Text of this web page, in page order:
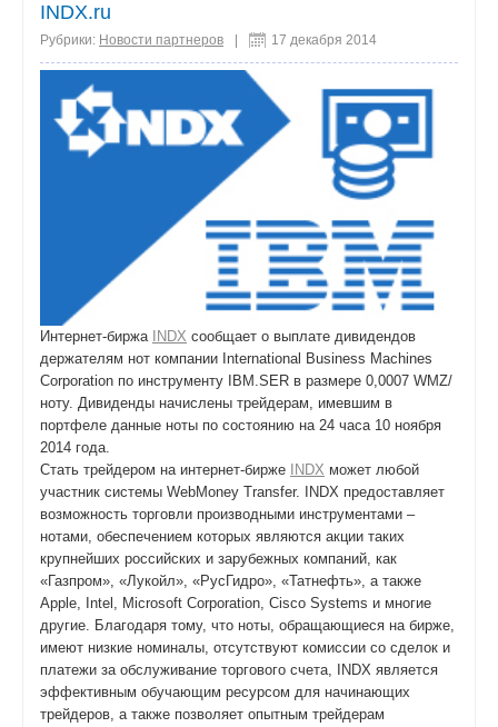
INDX.ru
Рубрики: Новости партнеров 17 декабря 2014
Интернет-биржа INDX сообщает о выплате дивидендов
держателям нот компании International Business Machines
Corporation по инструменту IBM.SER в размере 0,0007 WMZ/
ноту. Дивиденды начислены трейдерам, имевшим в
портфеле данные ноты по состоянию на 24 часа 10 ноября
2014 года.
Стать трейдером на интернет-бирже
INDX может любой
участник системы WebMoney Transfer. INDX предоставляет
возможность торговли производными инструментами –
нотами, обеспечением которых являются акции таких
крупнейших российских и зарубежных компаний, как
«Газпром», «Лукойл», «РусГидро», «Татнефть», а также
Apple, Intel, Microsoft Corporation, Cisco Systems и многие
другие. Благодаря тому, что ноты, обращающиеся на бирже,
имеют низкие номиналы, отсутствуют комиссии со сделок и
платежи за обслуживание торгового счета, INDX является
эффективным обучающим ресурсом для начинающих
трейдеров, а также позволяет опытным трейдерам